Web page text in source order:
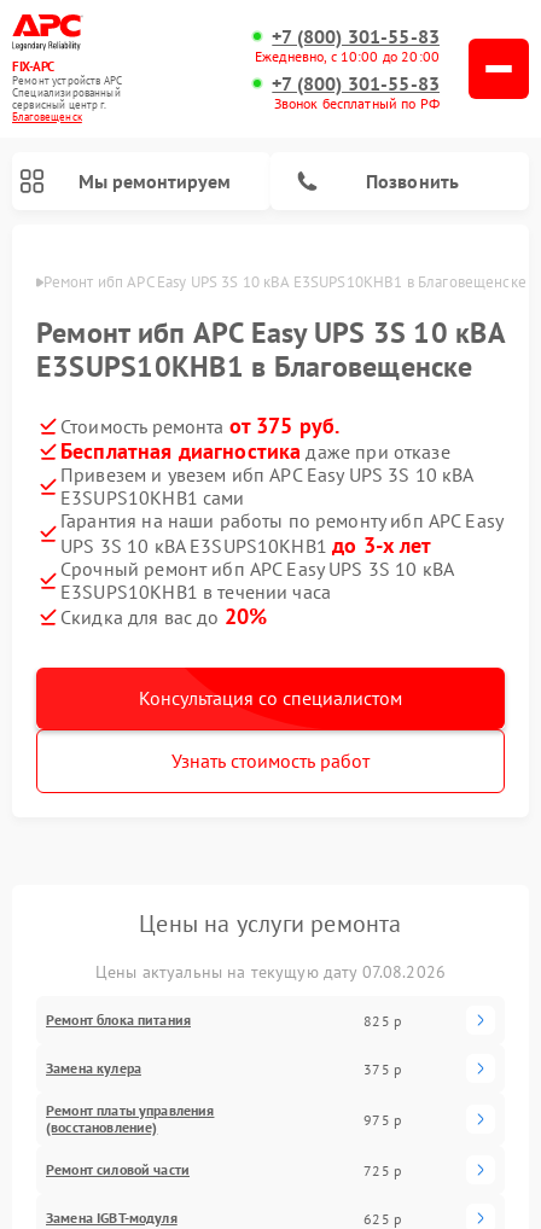
FIX-APC
Ремонт устройств APC
Специализированный
cервисный центр г.
Благовещенск
+7 (800) 301-55-83
Ежедневно, с 10:00 до 20:00
+7 (800) 301-55-83
Звонок бесплатный по РФ
Мы ремонтируем Позвонить
Ремонт ибп APC Easy UPS 3S 10 кВА E3SUPS10KHB1 в Благовещенске
Ремонт ибп APC Easy UPS 3S 10 кВА
E3SUPS10KHB1 в Благовещенске
Стоимость ремонта от 375 руб.
Бесплатная диагностика даже при отказе
Привезем и увезем ибп APC Easy UPS 3S 10 кВА
E3SUPS10KHB1 сами
Гарантия на наши работы по ремонту ибп APC Easy
UPS 3S 10 кВА E3SUPS10KHB1до 3-х лет
Срочный ремонт ибп APC Easy UPS 3S 10 кВА
E3SUPS10KHB1 в течении часа
Скидка для вас до 20%
Консультация со специалистом
Узнать стоимость работ
Цены на услуги ремонта
Цены актуальны на текущую дату 07.08.2026
Ремонт блока питания 825 р
Замена кулера 375 р
Ремонт платы управления
(восстановление)
975 р
Ремонт силовой части 725 р
Замена IGBT-модуля 625 р